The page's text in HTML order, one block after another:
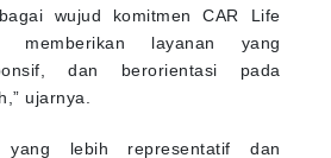
wujud komitmen CAR Life
memberikan layanan yang
dan berorientasi pada
ujarnya.
yang lebih representatif dan